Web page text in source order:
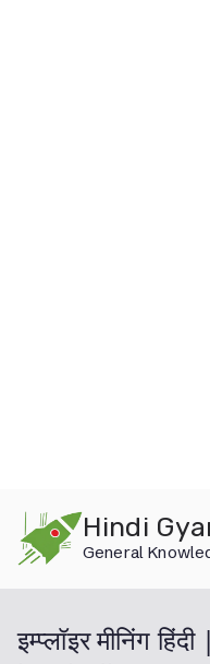
content
Hindi
General
इम्प्लॉइर मीनिंग